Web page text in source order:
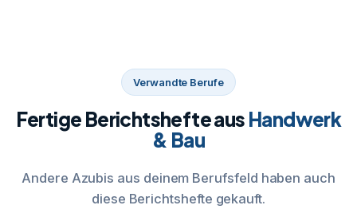
Verwandte Berufe
Fertige Berichtshefte aus Handwerk
& Bau
Andere Azubis aus deinem Berufsfeld haben auch
diese Berichtshefte gekauft.